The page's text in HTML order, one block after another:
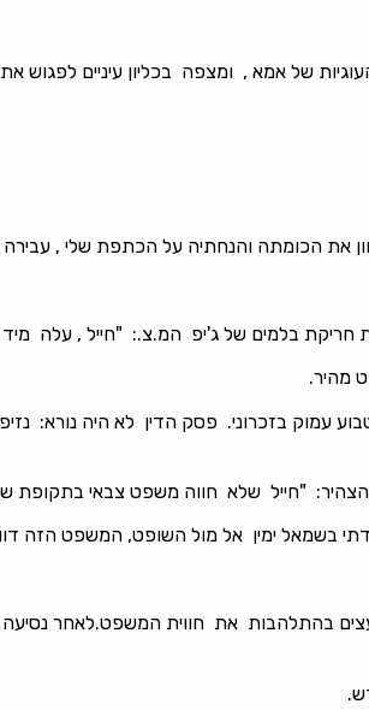
של אמא , ומצפה בכליון עיניים לפגוש את
את הכומתה והנחתיה על הכתפת שלי ,
בלמים של ג'יפ המ.צ.: "חייל , עלה מיד
מהיר.
"חייל שלא חווה משפט צבאי בתקופת
בשמאל ימין אל מול השופט, המשפט הזה
בהתלהבות את חווית המשפט.לאחר